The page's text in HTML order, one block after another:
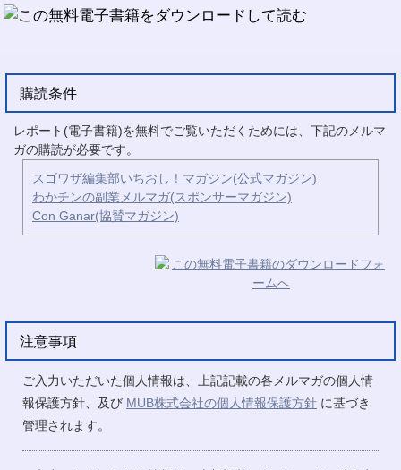
購読条件
レポート(電子書籍)を無料でご覧いただくためには、下記のメルマ
ガの購読が必要です。
スゴワザ編集部いちおし！マガジン(公式マガジン)
わかチンの副業メルマガ(スポンサーマガジン)
Con Ganar(協賛マガジン)
注意事項
ご入力いただいた個人情報は、上記記載の各メルマガの個人情
報保護方針、及び MUB株式会社の個人情報保護方針 に基づき
管理されます。